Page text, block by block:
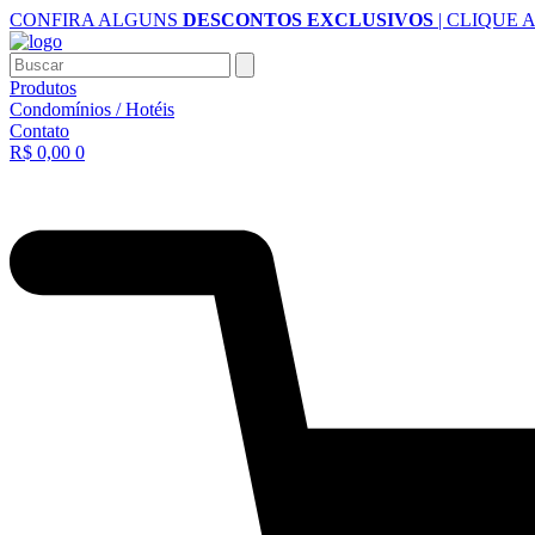
Ir
para
o
conteúdo
CONFIRA ALGUNS DESCONTOS EXCLUSIVOS | CLIQUE
Buscar
Produtos
Condomínios / Hotéis
Contato
R$ 0,00 0